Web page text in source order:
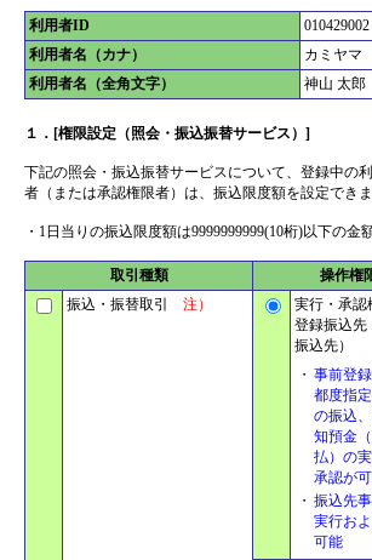
利用者ID
010429002
利用者名（カナ）
カミヤマ
利用者名（全角文字）
神山 太郎
１．[権限設定（照会・振込振替サービス）]
下記の照会・振込振替サービスについて、登録中の
者（または承認権限者）は、振込限度額を設定できま
・1日当りの振込限度額は9999999999(10桁)以下の金
取引種類
操作権
振込・振替取引 注）
実行・承認
登録振込先
振込先）
・ 事前登
都度指
の振込
知預金
払）の
承認が
・ 振込先
実行お
可能